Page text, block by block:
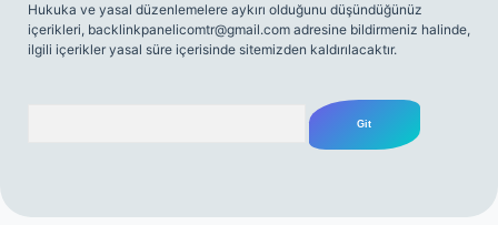
Hukuka ve yasal düzenlemelere aykırı olduğunu düşündüğünüz
içerikleri, backlinkpanelicomtr@gmail.com adresine bildirmeniz halinde,
ilgili içerikler yasal süre içerisinde sitemizden kaldırılacaktır.